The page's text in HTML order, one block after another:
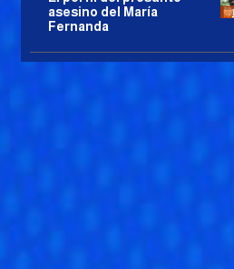
asesino del María
Fernanda